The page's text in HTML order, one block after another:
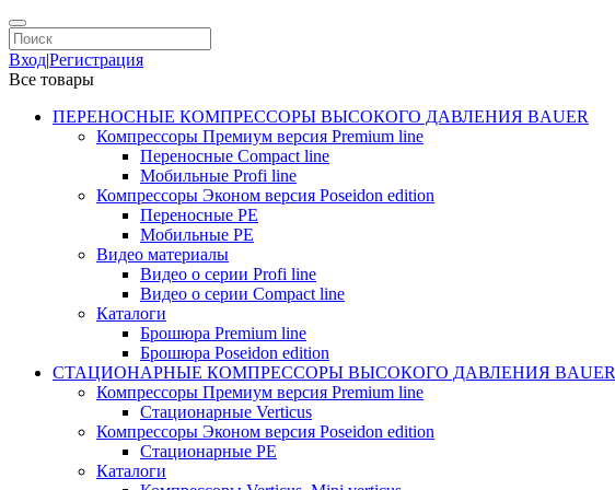
Вход|Регистрация
Все товары
ПЕРЕНОСНЫЕ КОМПРЕССОРЫ ВЫСОКОГО ДАВЛЕНИЯ BAUER
Компрессоры Премиум версия Premium line
Переносные Compact line
Мобильные Profi line
Компрессоры Эконом версия Poseidon edition
Переносные PE
Мобильные PE
Видео материалы
Видео о серии Profi line
Видео о серии Compact line
Каталоги
Брошюра Premium line
Брошюра Poseidon edition
СТАЦИОНАРНЫЕ КОМПРЕССОРЫ ВЫСОКОГО ДАВЛЕНИЯ BAUER
Компрессоры Премиум версия Premium line
Стационарные Verticus
Компрессоры Эконом версия Poseidon edition
Стационарные PE
Каталоги